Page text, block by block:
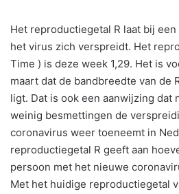
Het reproductiegetal R laat bij
het virus zich verspreidt. Het
Time ) is deze week 1,29. Het is
maart dat de bandbreedte van de
ligt. Dat is ook een aanwijzing dat
weinig besmettingen de
coronavirus weer toeneemt in
reproductiegetal R geeft aan
persoon met het nieuwe
Met het huidige reproductiegetal